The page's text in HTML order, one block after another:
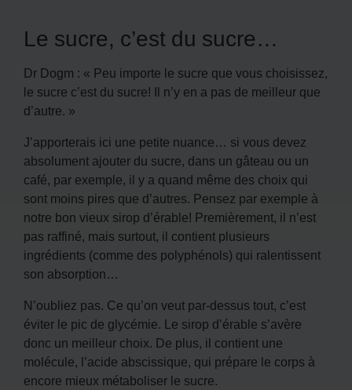
Le sucre, c’est du sucre…
Dr Dogm : « Peu importe le sucre que vous choisissez,
le sucre c’est du sucre! Il n’y en a pas de meilleur que
d’autre. »
J’apporterais ici une petite nuance… si vous devez
absolument ajouter du sucre, dans un gâteau ou un
café, par exemple, il y a quand même des choix qui
sont moins pires que d’autres. Pensez par exemple à
notre bon vieux sirop d’érable! Premièrement, il n’est
pas raffiné, mais surtout, il contient plusieurs
ingrédients (comme des polyphénols) qui ralentissent
son absorption…
N’oubliez pas. Ce qu’on veut par-dessus tout, c’est
éviter le pic de glycémie. Le sirop d’érable s’avère
donc un meilleur choix. De plus, il contient une
molécule, l’acide abscissique, qui prépare le corps à
encore mieux métaboliser le sucre.